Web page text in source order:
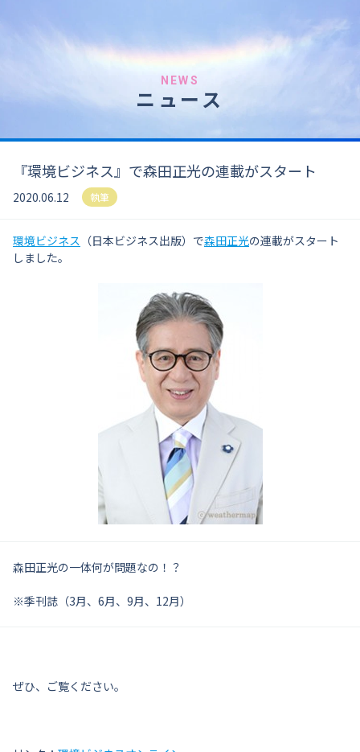
NEWS
ニュース
『環境ビジネス』で森田正光の連載がスタート
2020.06.12 執筆
環境ビジネス （日本ビジネス出版）で森田正光の連載がスタート
しました。
森田正光の一体何が問題なの！？
※季刊誌（3月、6月、9月、12月）
ぜひ、ご覧ください。